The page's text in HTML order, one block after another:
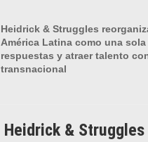
Heidrick & Struggles
América Latina como una
respuestas y atraer talento
transnacional
Heidrick &